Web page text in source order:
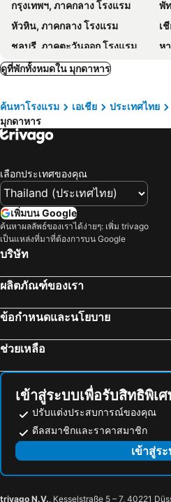
กรุงเทพฯ, ภาคกลาง โรงแรม
พั
หัวหิน, ภาคกลาง โรงแรม
เ
ชลบุรี, ภาคตะวันออก โรงแรม
ห
ระยอง, ภาคตะวันออก โรงแรม
ดูที่พักทั้งหมดใน มุกดาหาร
ค้นหาโรงแรม เอเชีย ประเทศไทย
มุกดาหาร
เลือกประเทศของคุณ
เพิ่มบน Google
ค้นหาผลลัพธ์ของเราได้ง่ายๆ: เพิ่ม trivago
เป็นแหล่งที่มาที่ต้องการบน Google
บริษัท
ผลิตภัณฑ์ของเรา
ข้อกำหนดและนโยบาย
ช่วยเหลือ
เข้าสู่ระบบเพื่อรับสิทธิพิเ
ปรับแต่งประสบการณ์ของคุณ
ดีลสมาชิกและราคาสมาชิก
เข้าสู่ร
trivago N.V., Kesselstraße 5 – 7, 40221